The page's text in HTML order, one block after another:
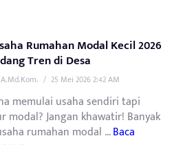
Rumahan Modal Kecil 2026
Tren di Desa
/ 25 Mei 2026 2:42 AM
memulai usaha sendiri tapi
modal? Jangan khawatir! Banyak
rumahan modal ...Baca